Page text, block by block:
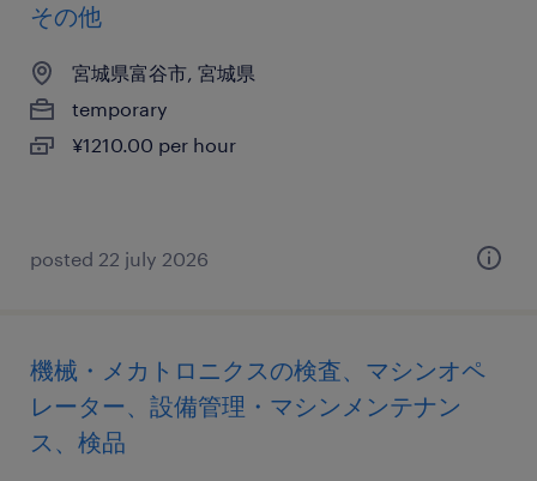
その他
宮城県富谷市, 宮城県
temporary
¥1210.00 per hour
posted 22 july 2026
機械・メカトロニクスの検査、マシンオペ
レーター、設備管理・マシンメンテナン
ス、検品